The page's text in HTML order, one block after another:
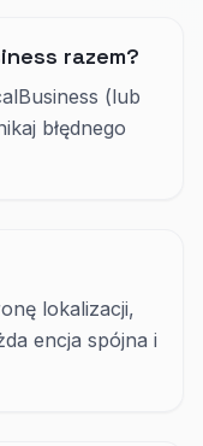
razem?
(lub
błędnego
lokalizacji,
encja spójna i